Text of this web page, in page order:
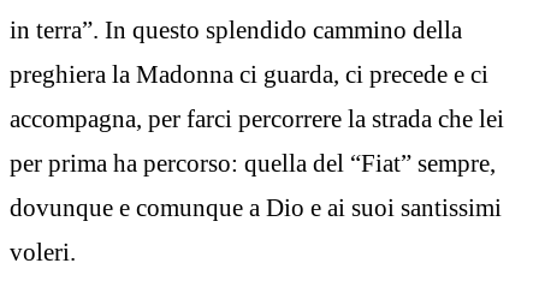
in terra”. In questo splendido cammino della
preghiera la Madonna ci guarda, ci precede e ci
accompagna, per farci percorrere la strada che lei
per prima ha percorso: quella del “Fiat” sempre,
dovunque e comunque a Dio e ai suoi santissimi
voleri.